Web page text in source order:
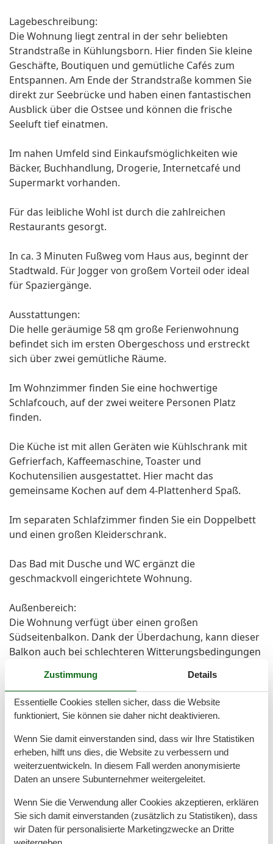
Lagebeschreibung:
Die Wohnung liegt zentral in der sehr beliebten
Strandstraße in Kühlungsborn. Hier finden Sie kleine
Geschäfte, Boutiquen und gemütliche Cafés zum
Entspannen. Am Ende der Strandstraße kommen Sie
direkt zur Seebrücke und haben einen fantastischen
Ausblick über die Ostsee und können die frische
Seeluft tief einatmen.
Im nahen Umfeld sind Einkaufsmöglichkeiten wie
Bäcker, Buchhandlung, Drogerie, Internetcafé und
Supermarkt vorhanden.
Für das leibliche Wohl ist durch die zahlreichen
Restaurants gesorgt.
In ca. 3 Minuten Fußweg vom Haus aus, beginnt der
Stadtwald. Für Jogger von großem Vorteil oder ideal
für Spaziergänge.
Ausstattungen:
Die helle geräumige 58 qm große Ferienwohnung
befindet sich im ersten Obergeschoss und erstreckt
sich über zwei gemütliche Räume.
Im Wohnzimmer finden Sie eine hochwertige
Schlafcouch, auf der zwei weitere Personen Platz
finden.
Die Küche ist mit allen Geräten wie Kühlschrank mit
Gefrierfach, Kaffeemaschine, Toaster und
Kochutensilien ausgestattet. Hier macht das
gemeinsame Kochen auf dem 4-Plattenherd Spaß.
Im separaten Schlafzimmer finden Sie ein Doppelbett
und einen großen Kleiderschrank.
Das Bad mit Dusche und WC ergänzt die
geschmackvoll eingerichtete Wohnung.
Außenbereich:
Die Wohnung verfügt über einen großen
Südseitenbalkon. Dank der Überdachung, kann dieser
Balkon auch bei schlechteren Witterungsbedingungen
Glas Rotwein mit einem Gespräch oder einem schönen
Buch ausklingen lassen.
In der Wohnung können Sie kostenfrei das W-LAN
nutzen!
Ihr Auto hat seinen Platz in einer sicheren Garage.
Bitte achten Sie darauf, dass Ihr Auto nicht höher als
1,80 m ist, damit bei Ihrem Aufenthalt keine
Unannehmlichkeiten entstehen.
Ihre Fahrräder können Sie im Abstellraum in der
Zustimmung Details
Essentielle Cookies stellen sicher, dass die Website
funktioniert, Sie können sie daher nicht deaktivieren.
Wenn Sie damit einverstanden sind, dass wir Ihre Statistiken
erheben, hilft uns dies, die Website zu verbessern und
weiterzuentwickeln. In diesem Fall werden anonymisierte
Daten an unsere Subunternehmer weitergeleitet.
Wenn Sie die Verwendung aller Cookies akzeptieren, erklären
Sie sich damit einverstanden (zusätzlich zu Statistiken), dass
wir Daten für personalisierte Marketingzwecke an Dritte